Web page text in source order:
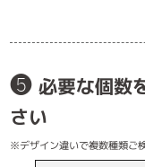
❺ 必要な個数
さい
※デザイン違いで複数種類ご